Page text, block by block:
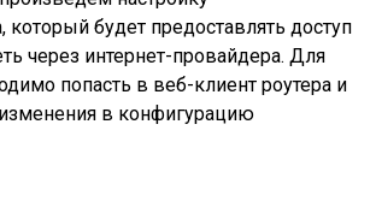
который будет предоставлять доступ
через интернет-провайдера. Для
попасть в веб-клиент роутера и
в конфигурацию